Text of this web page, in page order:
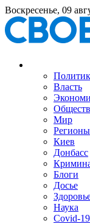
Воскресенье, 09
Власть
Мир
Регионы
Киев
Донбасс
Блоги
Досье
Наука
Covid-19